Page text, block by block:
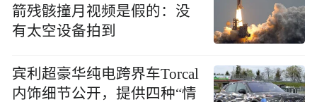
箭残骸撞月视频是假的：没
有太空设备拍到
宾利超豪华纯电跨界车Torcal
内饰细节公开，提供四种“情